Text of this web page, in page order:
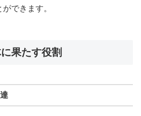
できます。
果たす役割